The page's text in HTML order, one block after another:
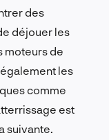
des
déjouer les
moteurs de
les
comme
est
suivante.